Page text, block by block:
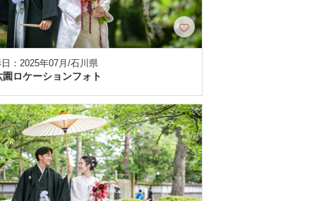
：2025年07月/石川県
園ロケーションフォト